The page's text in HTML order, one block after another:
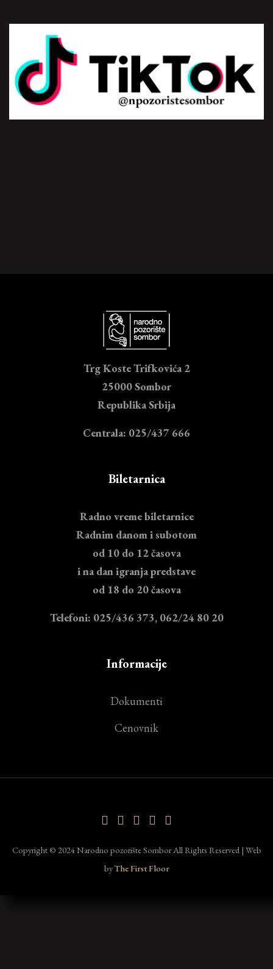
Trg Koste Trifkovića 2
25000 Sombor
Republika Srbija
Centrala: 025/437 666
Biletarnica
Radno vreme biletarnice
Radnim danom i subotom
od 10 do 12 časova
i na dan igranja predstave
od 18 do 20 časova
Telefoni: 025/436 373, 062/24 80 20
Informacije
Dokumenti
Cenovnik
Copyright © 2024 Narodno pozorište Sombor All Rights Reserved | Web
byThe First Floor